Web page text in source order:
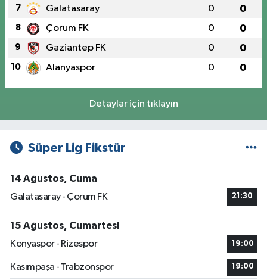
7 Galatasaray 0 0
8 Çorum FK 0 0
9 Gaziantep FK 0 0
10 Alanyaspor 0 0
Detaylar için tıklayın
Süper Lig Fikstür
14 Ağustos, Cuma
Galatasaray - Çorum FK
21:30
15 Ağustos, Cumartesi
Konyaspor - Rizespor
19:00
Kasımpaşa - Trabzonspor 19:00